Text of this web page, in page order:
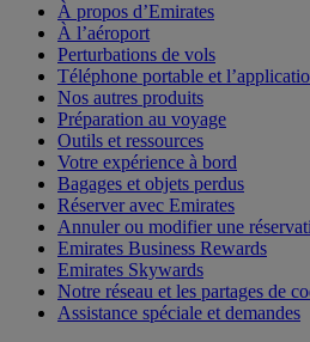
À propos d’Emirates
À l’aéroport
Perturbations de vols
Téléphone portable et
Nos autres produits
Préparation au voyage
Outils et ressources
Votre expérience à bord
Bagages et objets perdus
Réserver avec Emirates
Annuler ou modifier une
Emirates Business Rewards
Emirates Skywards
Notre réseau et les partages de
Assistance spéciale et demandes